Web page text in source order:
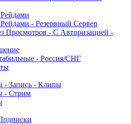
- Резервный Сервер
Просмотров - С Авторизацией -
- Россия/СНГ
- Запись - Клипы
- Стрим